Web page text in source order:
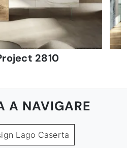
2810
A NAVIGARE
Lago Caserta